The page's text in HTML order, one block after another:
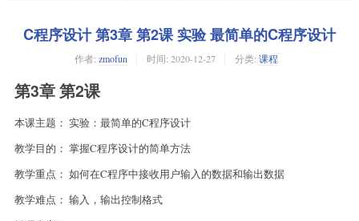
C程序设计 第3章 第2课 实验 最简单的C程序设计
作者: zmofun 时间: 2020-12-27 分类: 课程
第3章 第2课
本课主题： 实验：最简单的C程序设计
教学目的： 掌握C程序设计的简单方法
教学重点： 如何在C程序中接收用户输入的数据和输出数据
教学难点： 输入，输出控制格式